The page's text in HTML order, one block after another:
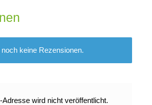
noch keine Rezensionen.
Adresse wird nicht veröffentlicht.